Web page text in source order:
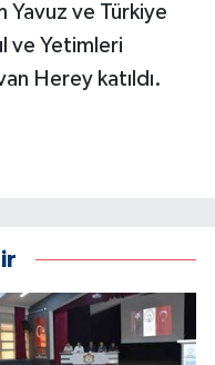
Yavuz ve Türkiye
ve Yetimleri
Herey katıldı.